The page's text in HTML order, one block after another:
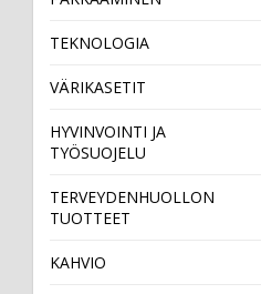
TEKNOLOGIA
VÄRIKASETIT
HYVINVOINTI JA
TYÖSUOJELU
TERVEYDENHUOLLON
TUOTTEET
KAHVIO